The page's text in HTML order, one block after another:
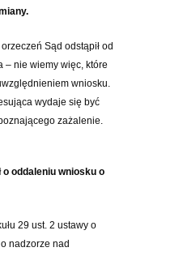
Sąd odstąpił od
– nie wiemy więc, które
wniosku.
wydaje się być
zażalenie.
o oddaleniu wniosku o
29 ust. 2 ustawy o
nadzorze nad